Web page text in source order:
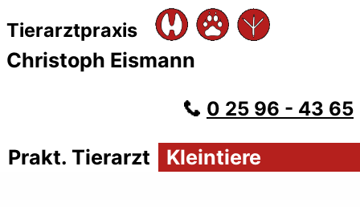
Tierarztpraxis
Christoph Eismann
0 25 96 - 43 65
Prakt. Tierarzt Kleintiere